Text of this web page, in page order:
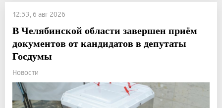
12:53, 6 авг 2026
В Челябинской области завершен приём
документов от кандидатов в депутаты
Госдумы
Новости